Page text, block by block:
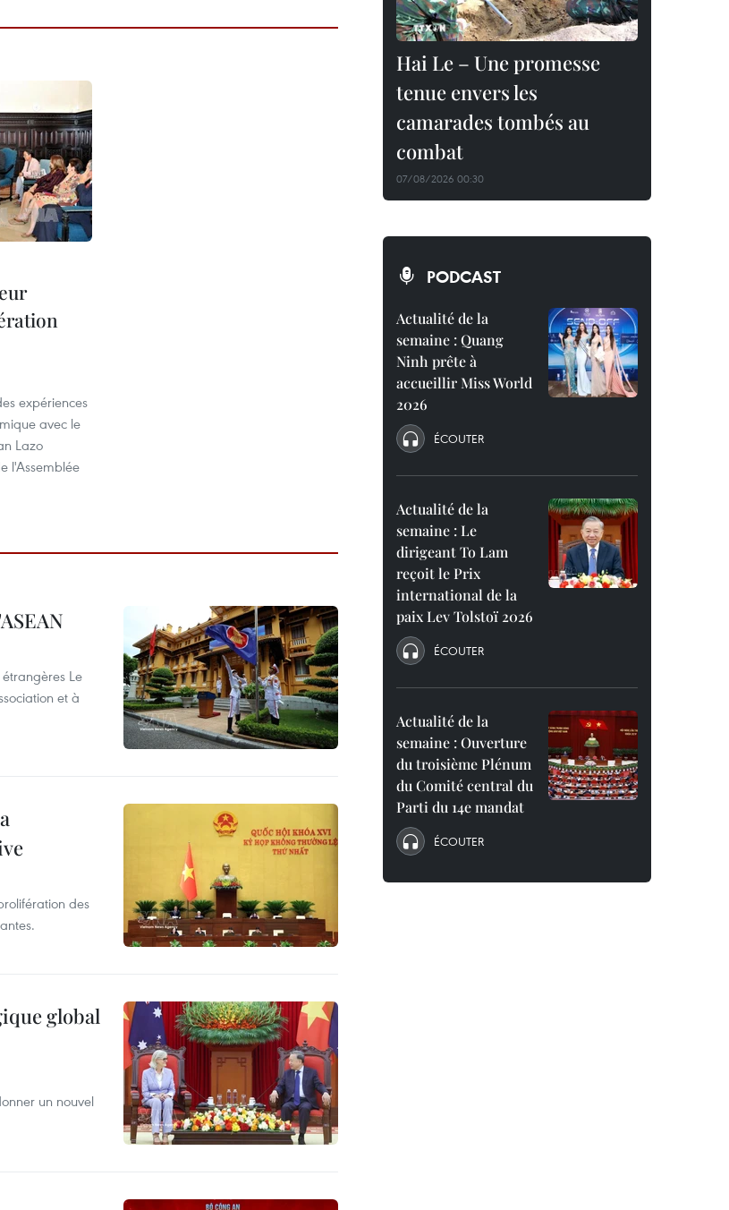
expériences
avec le
Lazo
l'Assemblée
Le
et à
des
global
un nouvel
Hai Le – Une promesse
tenue envers les
camarades tombés au
combat
07/08/2026 00:30
PODCAST
Actualité de la
semaine : Quang
Ninh prête à
accueillir Miss World
2026
ÉCOUTER
Actualité de la
semaine : Le
dirigeant To Lam
reçoit le Prix
international de la
paix Lev Tolstoï 2026
ÉCOUTER
Actualité de la
semaine : Ouverture
du troisième Plénum
du Comité central du
Parti du 14e mandat
ÉCOUTER